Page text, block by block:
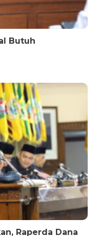
Butuh
Raperda Dana